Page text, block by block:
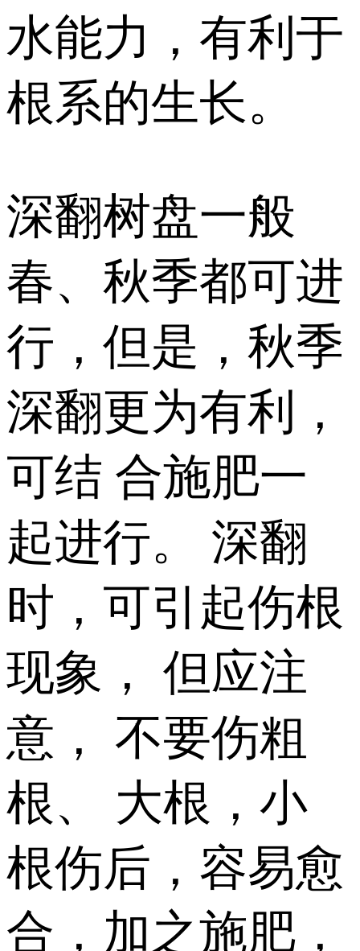
水能力，有利于
根系的生长。
深翻树盘一般
春、秋季都可进
行，但是，秋季
深翻更为有利，
可结 合施肥一
起进行。 深翻
时，可引起伤根
现象， 但应注
意， 不要伤粗
根、 大根，小
根伤后，容易愈
合，加之施肥，